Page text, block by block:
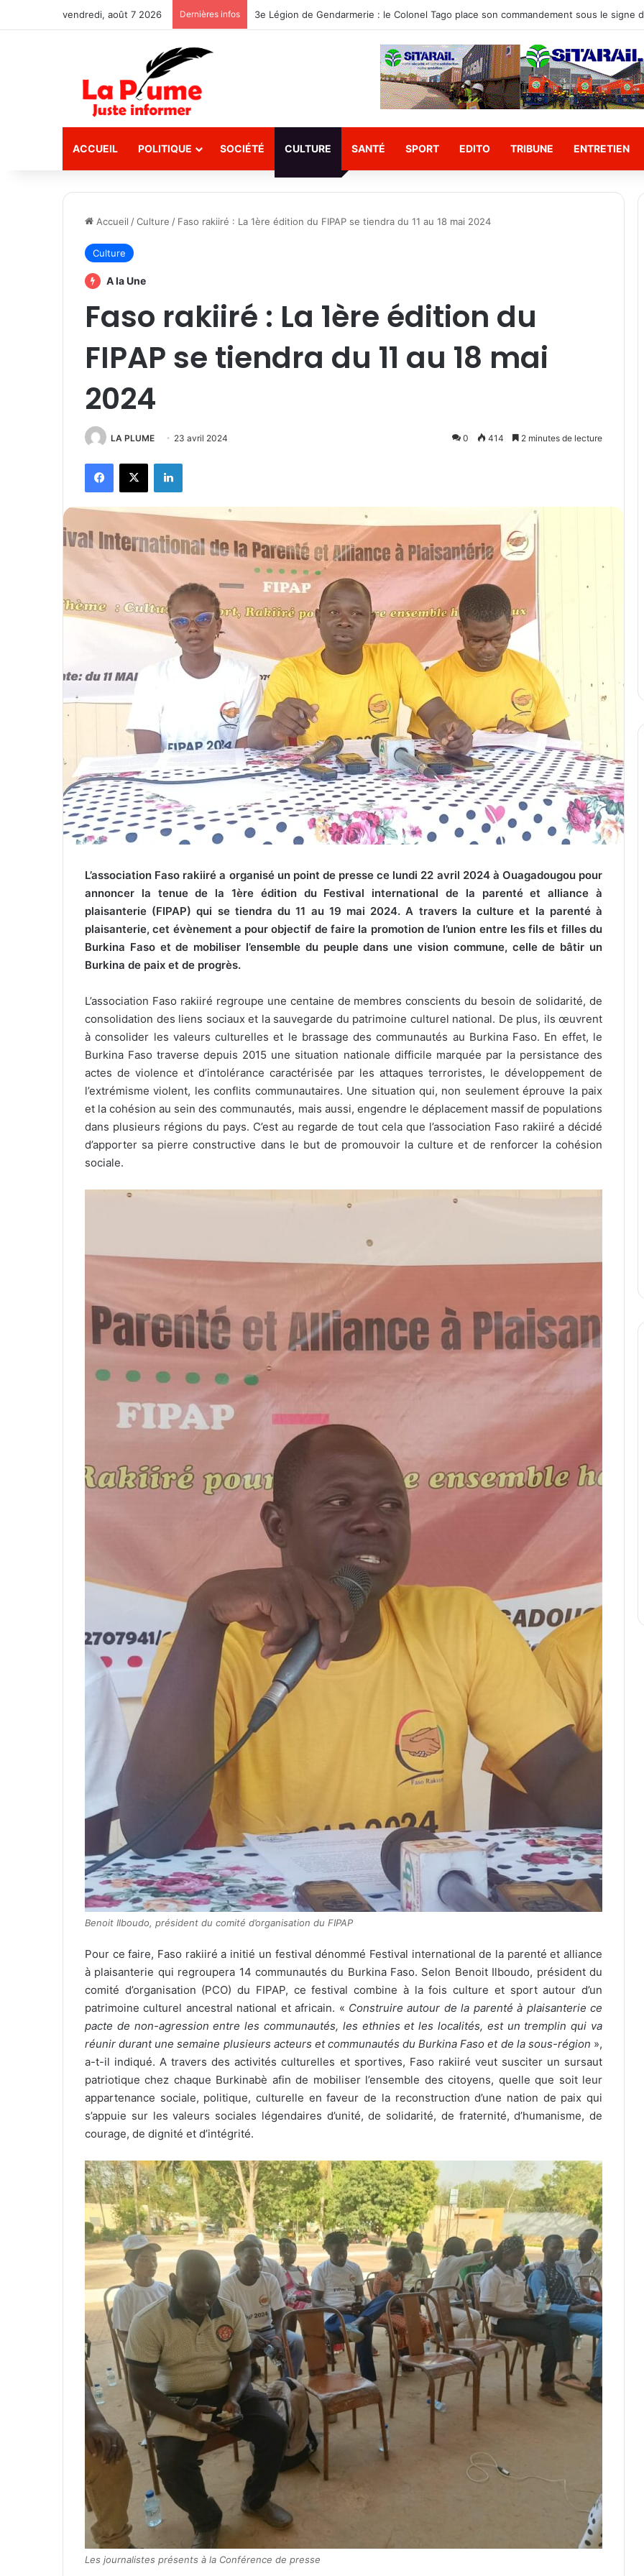
vendredi, août 7 2026 Dernières infos
ACCUEIL POLITIQUE SOCIÉTÉ CULTURE SANTÉ SPORT EDITO TRIBUNE ENTRETIEN
Accueil /Culture / Faso rakiiré : La 1ère édition du FIPAP se tiendra du 11 au 18 mai 2024
Culture
A la Une
Faso rakiiré : La 1ère édition du
FIPAP se tiendra du 11 au 18 mai
2024
LA PLUME 23 avril 2024 0 414 2 minutes de lecture
L’association Faso rakiiré a organisé un point de presse ce lundi 22 avril 2024 à Ouagadougou pour
annoncer la tenue de la 1ère édition du Festival international de la parenté et alliance à
plaisanterie (FIPAP) qui se tiendra du 11 au 19 mai 2024. A travers la culture et la parenté à
plaisanterie, cet évènement a pour objectif de faire la promotion de l’union entre les fils et filles du
Burkina Faso et de mobiliser l’ensemble du peuple dans une vision commune, celle de bâtir un
Burkina de paix et de progrès.
L’association Faso rakiiré regroupe une centaine de membres conscients du besoin de solidarité, de
consolidation des liens sociaux et la sauvegarde du patrimoine culturel national. De plus, ils œuvrent
à consolider les valeurs culturelles et le brassage des communautés au Burkina Faso. En effet, le
Burkina Faso traverse depuis 2015 une situation nationale difficile marquée par la persistance des
actes de violence et d’intolérance caractérisée par les attaques terroristes, le développement de
l’extrémisme violent, les conflits communautaires. Une situation qui, non seulement éprouve la paix
et la cohésion au sein des communautés, mais aussi, engendre le déplacement massif de populations
dans plusieurs régions du pays. C’est au regarde de tout cela que l’association Faso rakiiré a décidé
d’apporter sa pierre constructive dans le but de promouvoir la culture et de renforcer la cohésion
sociale.
Benoit Ilboudo, président du comité d’organisation du FIPAP
Pour ce faire, Faso rakiiré a initié un festival dénommé Festival international de la parenté et alliance
à plaisanterie qui regroupera 14 communautés du Burkina Faso. Selon Benoit Ilboudo, président du
comité d’organisation (PCO) du FIPAP, ce festival combine à la fois culture et sport autour d’un
patrimoine culturel ancestral national et africain. « Construire autour de la parenté à plaisanterie ce
pacte de non-agression entre les communautés, les ethnies et les localités, est un tremplin qui va
réunir durant une semaine plusieurs acteurs et communautés du Burkina Faso et de la sous-région »,
a-t-il indiqué. A travers des activités culturelles et sportives, Faso rakiiré veut susciter un sursaut
patriotique chez chaque Burkinabè afin de mobiliser l’ensemble des citoyens, quelle que soit leur
appartenance sociale, politique, culturelle en faveur de la reconstruction d’une nation de paix qui
s’appuie sur les valeurs sociales légendaires d’unité, de solidarité, de fraternité, d’humanisme, de
courage, de dignité et d’intégrité.
Les journalistes présents à la Conférence de presse